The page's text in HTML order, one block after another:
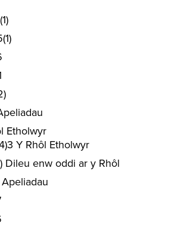
Etholwyr
Y Rhôl Etholwyr
Dileu enw oddi ar y Rhôl
Apeliadau